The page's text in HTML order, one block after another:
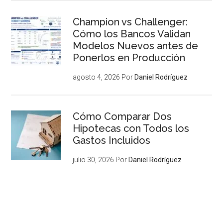
Champion vs Challenger:
Cómo los Bancos Validan
Modelos Nuevos antes de
Ponerlos en Producción
agosto 4, 2026 Por Daniel Rodríguez
Cómo Comparar Dos
Hipotecas con Todos los
Gastos Incluidos
julio 30, 2026 Por Daniel Rodríguez